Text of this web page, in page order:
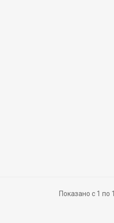
Показано с 1 по